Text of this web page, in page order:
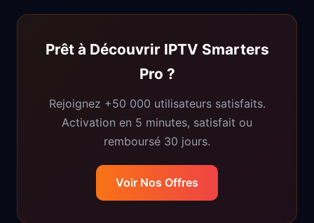
Prêt à Découvrir IPTV Smarters
Pro ?
Rejoignez +50 000 utilisateurs satisfaits.
Activation en 5 minutes, satisfait ou
remboursé 30 jours.
Voir Nos Offres